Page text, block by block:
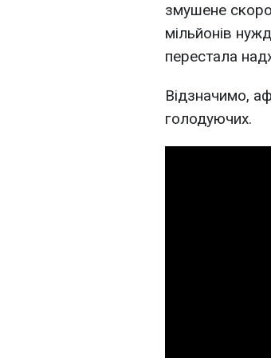
змушене
мільйонів
перестала
Відзначимо,
голодуючих.